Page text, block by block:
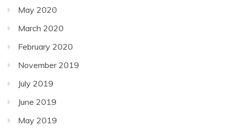
May 2020
March 2020
February 2020
November 2019
July 2019
June 2019
May 2019